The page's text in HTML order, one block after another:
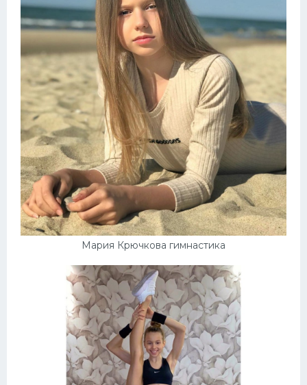
Мария Крючкова гимнастика